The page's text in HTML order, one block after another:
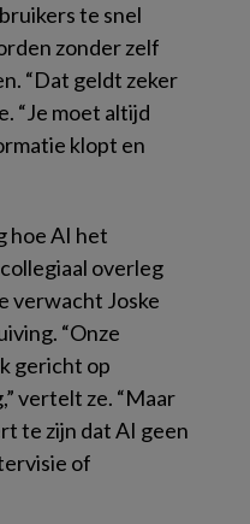
te snel
zonder zelf
“Dat geldt zeker
“Je moet altijd
klopt en
hoe AI het
overleg
verwacht Joske
“Onze
gericht op
vertelt ze. “Maar
te zijn dat AI geen
of